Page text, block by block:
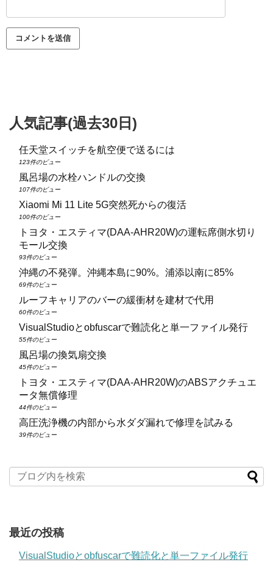
人気記事(過去30日)
任天堂スイッチを航空便で送るには
123件のビュー
風呂場の水栓ハンドルの交換
107件のビュー
Xiaomi Mi 11 Lite 5G突然死からの復活
100件のビュー
トヨタ・エスティマ(DAA‑AHR20W)の運転席側水切り
モール交換
93件のビュー
沖縄の不発弾。沖縄本島に90%。浦添以南に85%
69件のビュー
ルーフキャリアのバーの緩衝材を建材で代用
60件のビュー
VisualStudioとobfuscarで難読化と単一ファイル発行
55件のビュー
風呂場の換気扇交換
45件のビュー
トヨタ・エスティマ(DAA‑AHR20W)のABSアクチュエ
ータ無償修理
44件のビュー
高圧洗浄機の内部から水ダダ漏れで修理を試みる
39件のビュー
最近の投稿
VisualStudioとobfuscarで難読化と単一ファイル発行